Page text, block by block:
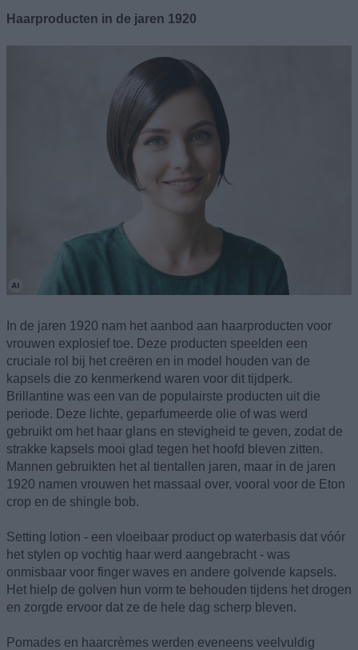
Haarproducten in de jaren 1920
In de jaren 1920 nam het aanbod aan haarproducten voor
vrouwen explosief toe. Deze producten speelden een
cruciale rol bij het creëren en in model houden van de
kapsels die zo kenmerkend waren voor dit tijdperk.
Brillantine was een van de populairste producten uit die
periode. Deze lichte, geparfumeerde olie of was werd
gebruikt om het haar glans en stevigheid te geven, zodat de
strakke kapsels mooi glad tegen het hoofd bleven zitten.
Mannen gebruikten het al tientallen jaren, maar in de jaren
1920 namen vrouwen het massaal over, vooral voor de Eton
crop en de shingle bob.
Setting lotion - een vloeibaar product op waterbasis dat vóór
het stylen op vochtig haar werd aangebracht - was
onmisbaar voor finger waves en andere golvende kapsels.
Het hielp de golven hun vorm te behouden tijdens het drogen
en zorgde ervoor dat ze de hele dag scherp bleven.
Pomades en haarcrèmes werden eveneens veelvuldig